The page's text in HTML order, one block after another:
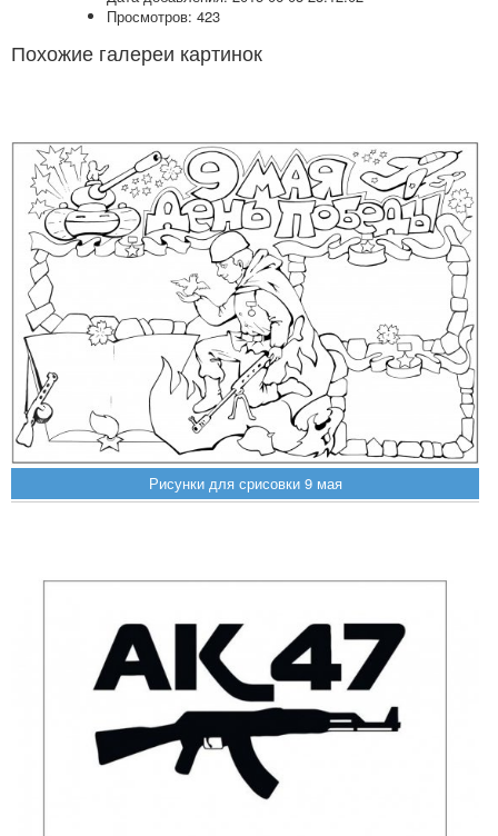
Просмотров: 423
Похожие галереи картинок
Рисунки для срисовки 9 мая